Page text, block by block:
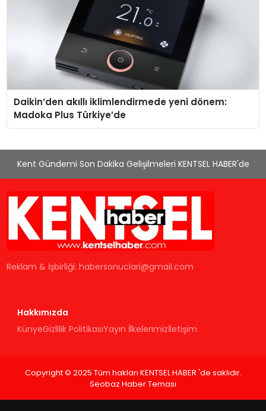
Daikin’den akıllı iklimlendirmede yeni dönem:
Madoka Plus Türkiye’de
Kent Gündemi Son Dakika Gelişilmeleri KENTSEL HABER'de
Reklam & İşbirliği:habersonuclari@gmail.com
Hakkımızda
KünyeGizlilik PolitikasıYayın İlkelerimizİletişim
Copyright © 2025 Tüm hakları KENTSEL HABER 'de saklıdır.
Seobaz Haber Teması